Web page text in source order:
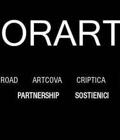
ARTCOVA CRIPTICA
PARTNERSHIP SOSTIENICI